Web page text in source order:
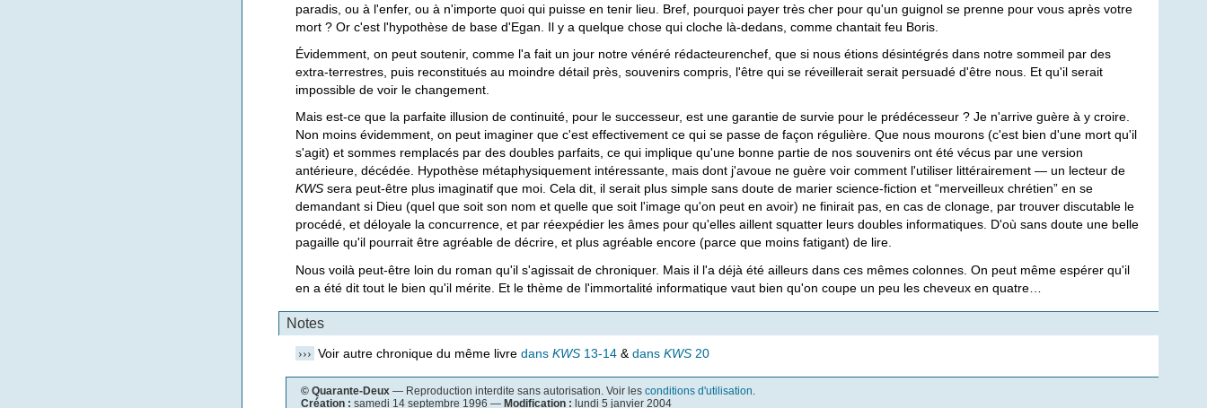
paradis, ou à l'enfer, ou à n'importe quoi qui puisse en tenir lieu. Bref, pourquoi payer très cher pour qu'un guignol se prenne pour vous après votre
mort ? Or c'est l'hypothèse de base d'Egan. Il y a quelque chose qui cloche là-dedans, comme chantait feu Boris.
Évidemment, on peut soutenir, comme l'a fait un jour notre vénéré rédacteurenchef, que si nous étions désintégrés dans notre sommeil par des
extra-terrestres, puis reconstitués au moindre détail près, souvenirs compris, l'être qui se réveillerait serait persuadé d'être nous. Et qu'il serait
impossible de voir le changement.
Mais est-ce que la parfaite illusion de continuité, pour le successeur, est une garantie de survie pour le prédécesseur ? Je n'arrive guère à y croire.
Non moins évidemment, on peut imaginer que c'est effectivement ce qui se passe de façon régulière. Que nous mourons (c'est bien d'une mort qu'il
s'agit) et sommes remplacés par des doubles parfaits, ce qui implique qu'une bonne partie de nos souvenirs ont été vécus par une version
antérieure, décédée. Hypothèse métaphysiquement intéressante, mais dont j'avoue ne guère voir comment l'utiliser littérairement — un lecteur de
KWSsera peut-être plus imaginatif que moi. Cela dit, il serait plus simple sans doute de marier science-fiction et “merveilleux chrétien” en se
demandant si Dieu (quel que soit son nom et quelle que soit l'image qu'on peut en avoir) ne finirait pas, en cas de clonage, par trouver discutable le
procédé, et déloyale la concurrence, et par réexpédier les âmes pour qu'elles aillent squatter leurs doubles informatiques. D'où sans doute une belle
pagaille qu'il pourrait être agréable de décrire, et plus agréable encore (parce que moins fatigant) de lire.
Nous voilà peut-être loin du roman qu'il s'agissait de chroniquer. Mais il l'a déjà été ailleurs dans ces mêmes colonnes. On peut même espérer qu'il
en a été dit tout le bien qu'il mérite. Et le thème de l'immortalité informatique vaut bien qu'on coupe un peu les cheveux en quatre…
Notes
››› Voir autre chronique du même livre dans KWS13-14& dans KWS20
© Quarante-Deux— Reproduction interdite sans autorisation. Voir les conditions d'utilisation.
Création : samedi 14 septembre 1996 — Modification : lundi 5 janvier 2004